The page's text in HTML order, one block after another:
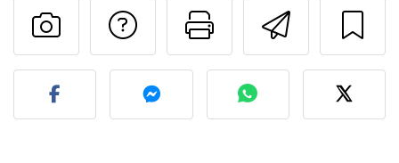
Imprima
Falar com o autor
Fez esta receita?